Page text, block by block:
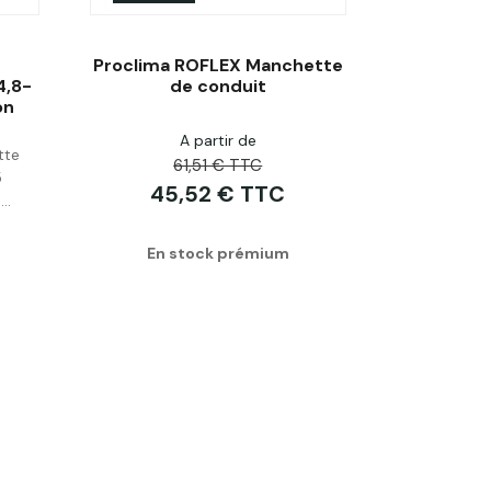
Personnaliser
Proclima ROFLEX Manchette
de conduit
A partir de
61,51 € TTC
45,52 € TTC
En stock prémium